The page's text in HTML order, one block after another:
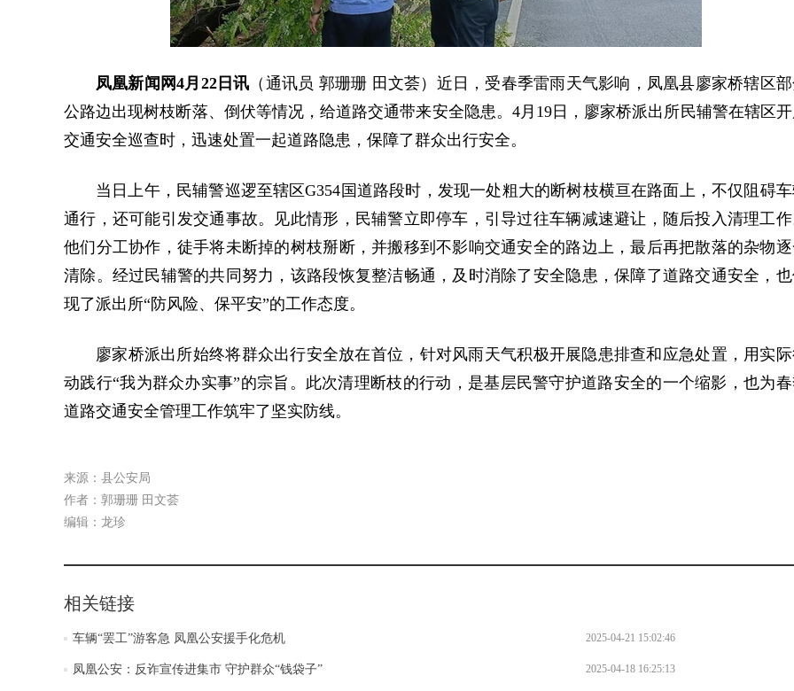
凤凰新闻网4月22日讯 （通讯员 郭珊珊 田文荟）近日，受春季雷雨天气影响，凤凰县廖家桥辖区
公路边出现树枝断落、倒伏等情况，给道路交通带来安全隐患。4月19日，廖家桥派出所民辅警在辖区
交通安全巡查时，迅速处置一起道路隐患，保障了群众出行安全。
当日上午，民辅警巡逻至辖区G354国道路段时，发现一处粗大的断树枝横亘在路面上，不仅阻碍
通行，还可能引发交通事故。见此情形，民辅警立即停车，引导过往车辆减速避让，随后投入清理工作
他们分工协作，徒手将未断掉的树枝掰断，并搬移到不影响交通安全的路边上，最后再把散落的杂物
清除。经过民辅警的共同努力，该路段恢复整洁畅通，及时消除了安全隐患，保障了道路交通安全，
现了派出所“防风险、保平安”的工作态度。
廖家桥派出所始终将群众出行安全放在首位，针对风雨天气积极开展隐患排查和应急处置，用实
动践行“我为群众办实事”的宗旨。此次清理断枝的行动，是基层民警守护道路安全的一个缩影，也为
道路交通安全管理工作筑牢了坚实防线。
来源：县公安局
作者：郭珊珊 田文荟
编辑：龙珍
相关链接
车辆“罢工”游客急 凤凰公安援手化危机 2025-04-21 15:02:46
凤凰公安：反诈宣传进集市 守护群众“钱袋子” 2025-04-18 16:25:13